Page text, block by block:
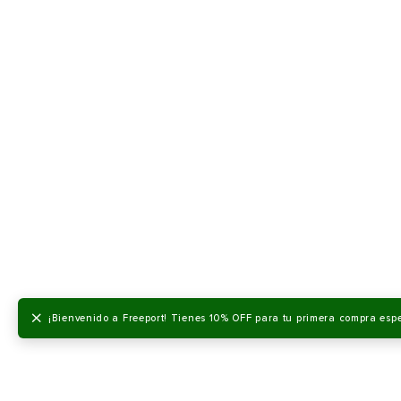
× ¡Bienvenido a Freeport! Tienes 10% OFF para tu primera compra